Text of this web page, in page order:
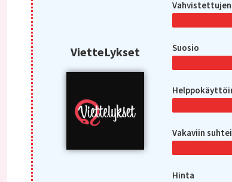
VietteLykset Suosio
Vakaviin
Hinta